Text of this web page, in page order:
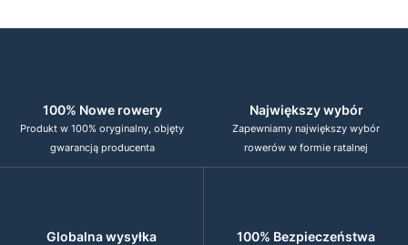
100% Nowe rowery
Produkt w 100% oryginalny, objęty
gwarancją producenta
Największy wybór
Zapewniamy największy wybór
rowerów w formie ratalnej
Globalna wysyłka 100% Bezpieczeństwa